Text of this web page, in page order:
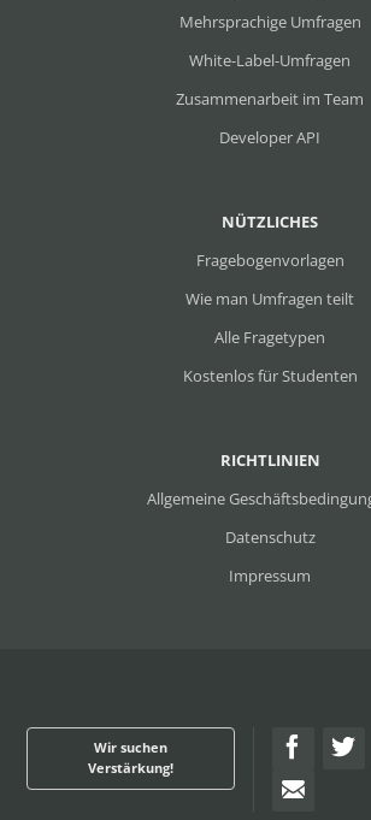
RICHTLINIEN
Allgemeine
Datenschutz
Impressum
NÜTZLICHES
Fragebogenvorlagen
Wie man Umfragen teilt
Alle Fragetypen
Kostenlos für Studenten
Mehrsprachige Umfragen
White-Label-Umfragen
Zusammenarbeit im Team
Developer API
Wir suchen
Verstärkung!